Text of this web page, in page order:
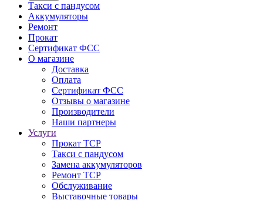
Такси с пандусом
Аккумуляторы
Ремонт
Прокат
Сертификат ФСС
О магазине
Доставка
Оплата
Сертификат ФСС
Отзывы о магазине
Производители
Наши партнеры
Услуги
Прокат ТСР
Такси с пандусом
Замена аккумуляторов
Ремонт ТСР
Обслуживание
Выставочные товары